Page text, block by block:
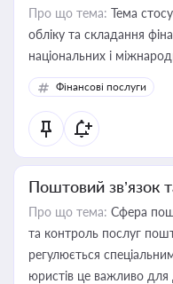
Про що тема: Тема
обліку та складання
національних і
Фінансові послуги
Поштовий зв’язок
Про що тема: Сфера
та контроль послуг
регулюється
юристів це важливо для